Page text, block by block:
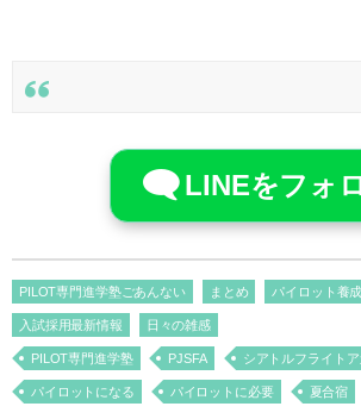
LINEをフォ
PILOT専門進学塾ごあんない まとめ パイロット養
入試採用最新情報 日々の雑感
PILOT専門進学塾 PJSFA シアトルフライト
パイロットになる パイロットに必要 夏合宿